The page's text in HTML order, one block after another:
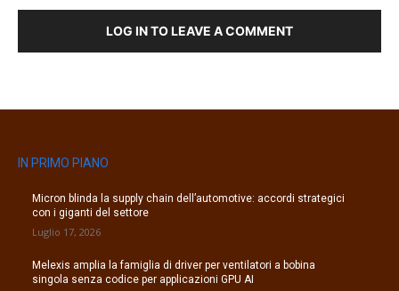
LOG IN TO LEAVE A COMMENT
IN PRIMO PIANO
Micron blinda la supply chain dell’automotive: accordi strategici
con i giganti del settore
Luglio 17, 2026
Melexis amplia la famiglia di driver per ventilatori a bobina
singola senza codice per applicazioni GPU AI